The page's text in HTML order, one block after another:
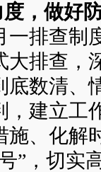
，做好
一排查制
大排查，
底数清、
，建立工
施、化解
”，切实